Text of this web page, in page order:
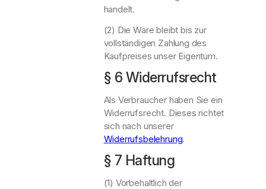
handelt.
(2) Die Ware bleibt bis zur
vollständigen Zahlung des
Kaufpreises unser Eigentum.
§ 6 Widerrufsrecht
Als Verbraucher haben Sie ein
Widerrufsrecht. Dieses richtet
sich nach unserer
Widerrufsbelehrung.
§ 7 Haftung
(1) Vorbehaltlich der